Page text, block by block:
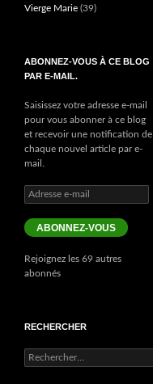
Vierge Marie (39)
ABONNEZ-VOUS À CE BLOG
PAR E-MAIL.
Saisissez votre adresse e-mail
pour vous abonner à ce blog
et recevoir une notification de
chaque nouvel article par e-
mail.
Adresse
e-
mail
ABONNEZ-VOUS
Rejoignez les 69 autres
abonnés
RECHERCHER
Rechercher :